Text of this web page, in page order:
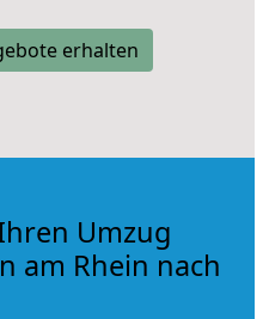
erhalten
Umzug
am Rhein nach